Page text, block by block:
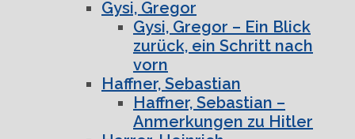
Gysi, Gregor
Gysi, Gregor – Ein Blick
zurück, ein Schritt nach
vorn
Haffner, Sebastian
Haffner, Sebastian –
Anmerkungen zu Hitler